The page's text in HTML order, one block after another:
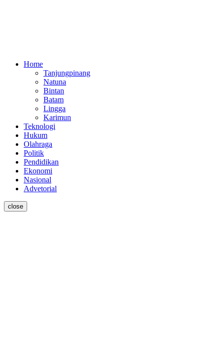
Home
Tanjungpinang
Natuna
Bintan
Batam
Lingga
Karimun
Teknologi
Hukum
Olahraga
Politik
Pendidikan
Ekonomi
Nasional
Advetorial
close